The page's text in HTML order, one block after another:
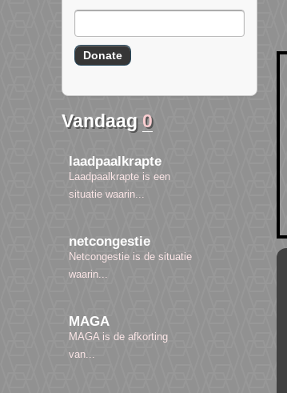
Vandaag 0
laadpaalkrapte
Laadpaalkrapte is een
situatie waarin...
netcongestie
Netcongestie is de situatie
waarin...
MAGA
MAGA is de afkorting
van...